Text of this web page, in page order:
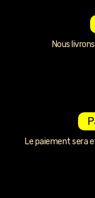
Nous
Le paiement sera